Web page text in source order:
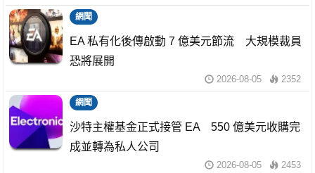
網聞
EA 私有化後傳啟動 7 億美元節流 大規模裁員
恐將展開
2026-08-05 2352
網聞
沙特主權基金正式接管 EA 550 億美元收購完
成並轉為私人公司
2026-08-05 2453